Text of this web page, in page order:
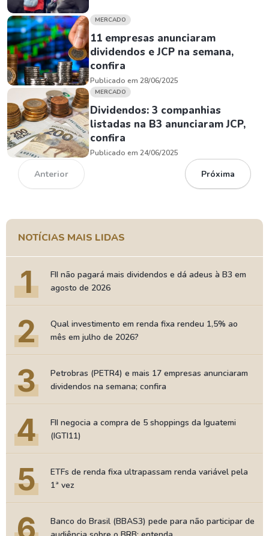
MERCADO
11 empresas anunciaram
dividendos e JCP na semana,
confira
Publicado em 28/06/2025
MERCADO
Dividendos: 3 companhias
listadas na B3 anunciaram JCP,
confira
Publicado em 24/06/2025
Anterior Próxima
NOTÍCIAS MAIS LIDAS
1
FII não pagará mais dividendos e dá adeus à B3 em
agosto de 2026
2
Qual investimento em renda fixa rendeu 1,5% ao
mês em julho de 2026?
3
Petrobras (PETR4) e mais 17 empresas anunciaram
dividendos na semana; confira
4
FII negocia a compra de 5 shoppings da Iguatemi
(IGTI11)
5
ETFs de renda fixa ultrapassam renda variável pela
1ª vez
6
Banco do Brasil (BBAS3) pede para não participar de